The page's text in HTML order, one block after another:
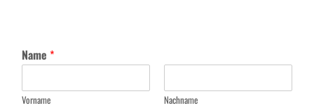
Name *
Vorname Nachname